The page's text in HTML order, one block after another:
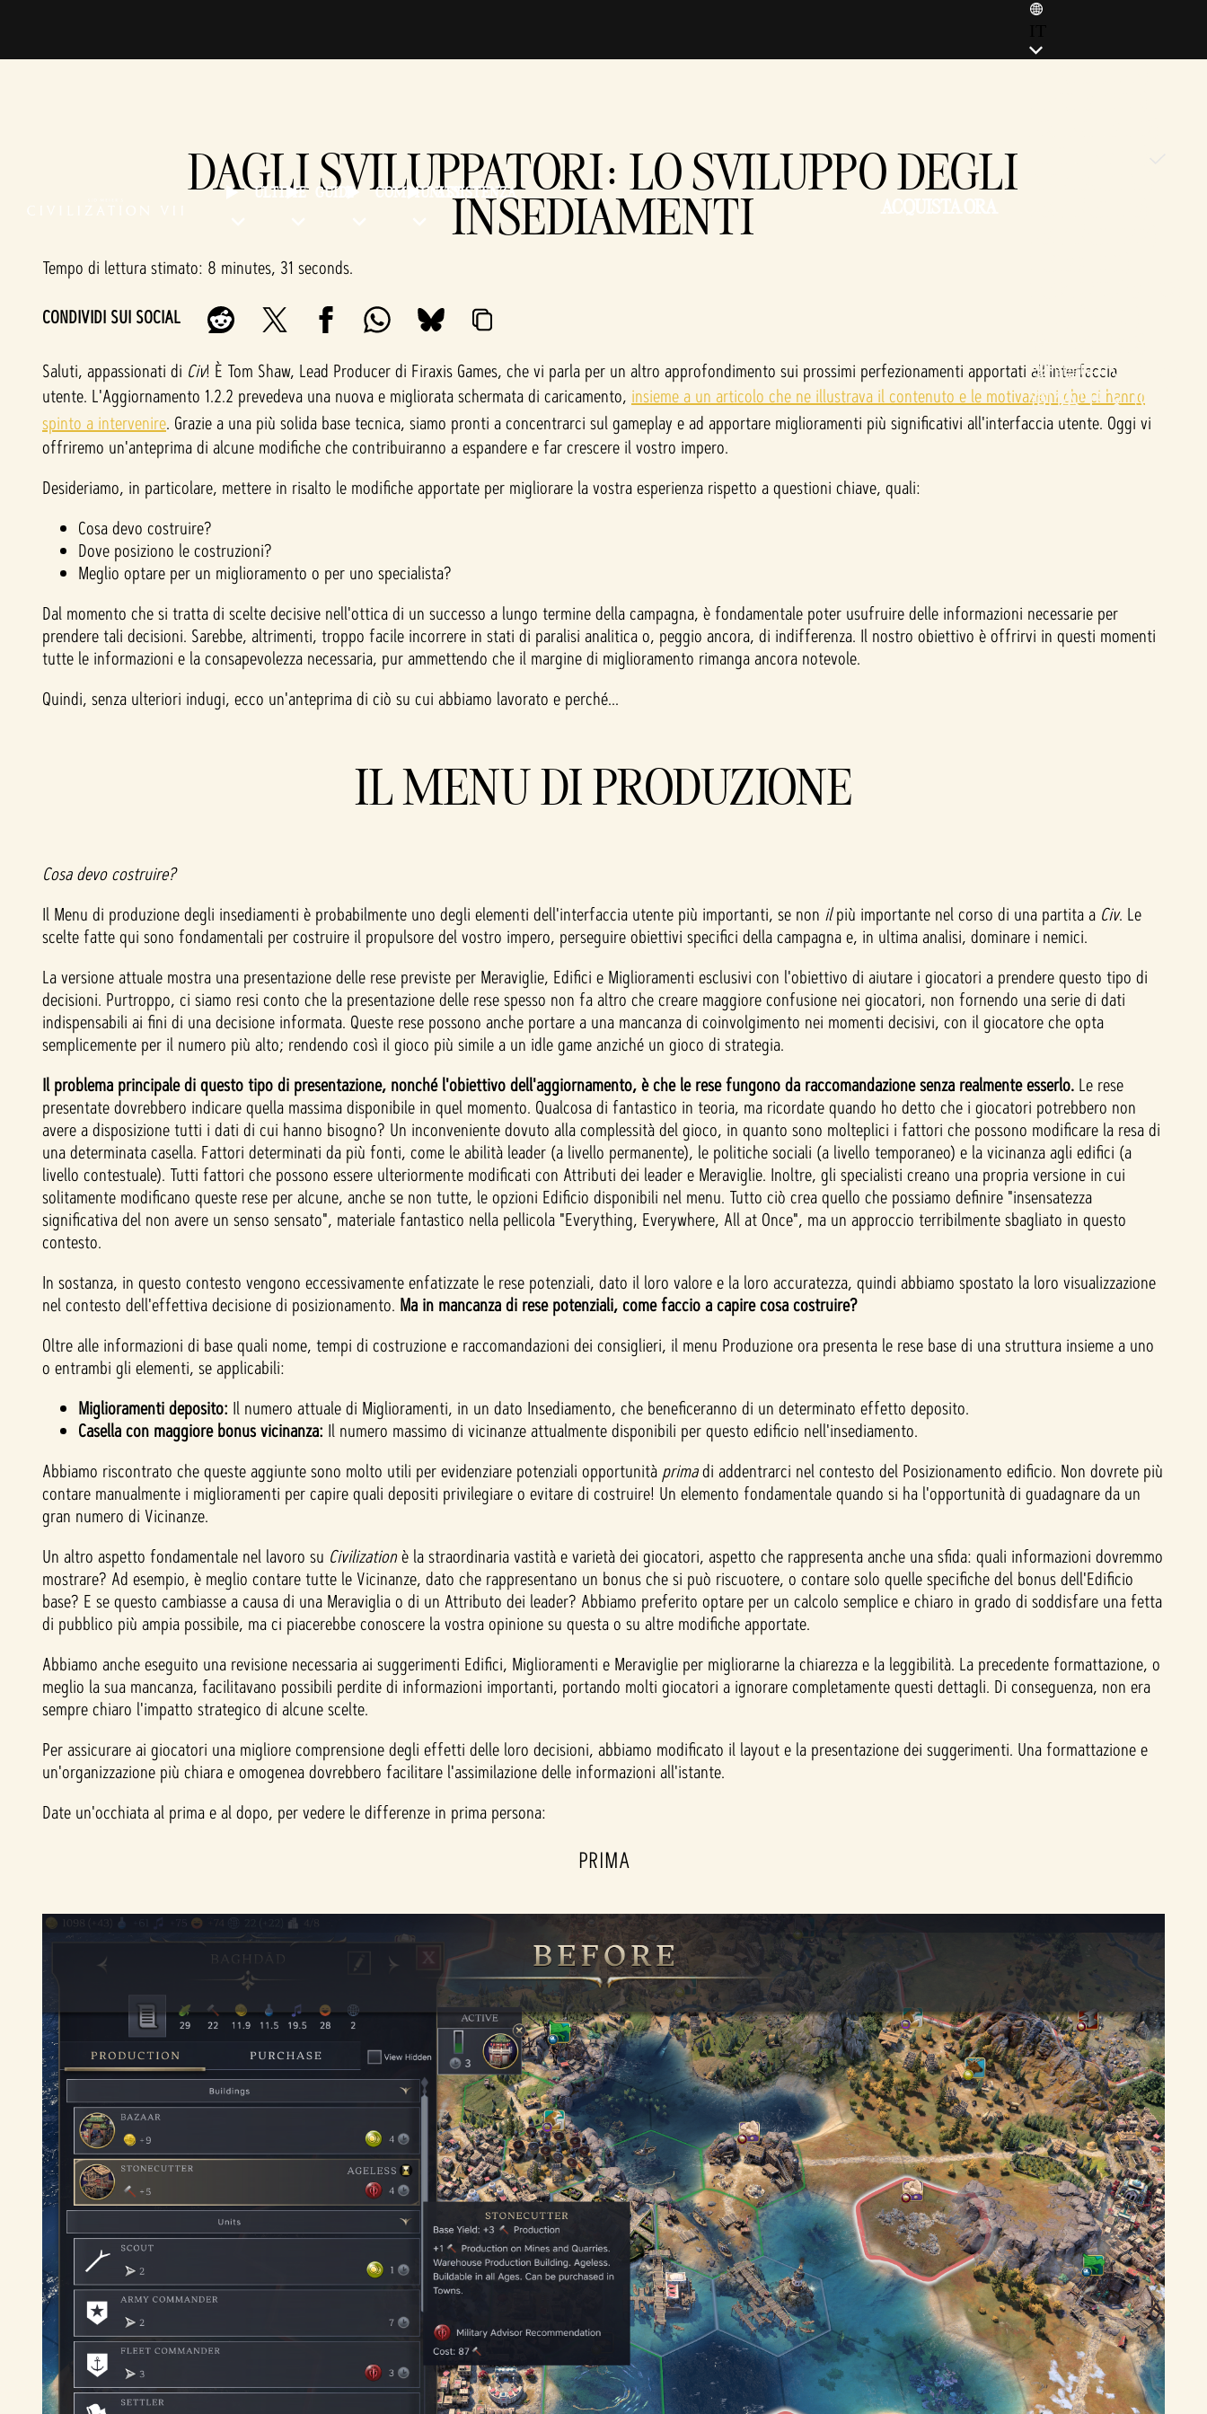
ULTIME GUIDE COMMUNITYASSISTENZA
繁體中文 (TW)
简体中文 (CN)
DAGLI SVILUPPATORI: LO SVILUPPO DEGLI
INSEDIAMENTI
Tempo di lettura stimato 8 minutes, 31 seconds
CONDIVIDI SUI SOCIAL
Saluti, appassionati di Civ! È Tom Shaw, Lead Producer di Firaxis Games, che vi parla per un altro approfondimento sui prossimi perfezionamenti apportati all'interfaccia
utente. L'Aggiornamento 1.2.2 prevedeva una nuova e migliorata schermata di caricamento, insieme a un articolo che ne illustrava il contenuto e le motivazioni che ci hanno
spinto a intervenire. Grazie a una più solida base tecnica, siamo pronti a concentrarci sul gameplay e ad apportare miglioramenti più significativi all'interfaccia utente. Oggi vi
offriremo un'anteprima di alcune modifiche che contribuiranno a espandere e far crescere il vostro impero.
Desideriamo, in particolare, mettere in risalto le modifiche apportate per migliorare la vostra esperienza rispetto a questioni chiave, quali:
Cosa devo costruire?
Dove posiziono le costruzioni?
Meglio optare per un miglioramento o per uno specialista?
Dal momento che si tratta di scelte decisive nell'ottica di un successo a lungo termine della campagna, è fondamentale poter usufruire delle informazioni necessarie per
prendere tali decisioni. Sarebbe, altrimenti, troppo facile incorrere in stati di paralisi analitica o, peggio ancora, di indifferenza. Il nostro obiettivo è offrirvi in questi momenti
tutte le informazioni e la consapevolezza necessaria, pur ammettendo che il margine di miglioramento rimanga ancora notevole.
Quindi, senza ulteriori indugi, ecco un'anteprima di ciò su cui abbiamo lavorato e perché...
IL MENU DI PRODUZIONE
Cosa devo costruire?
Il Menu di produzione degli insediamenti è probabilmente uno degli elementi dell'interfaccia utente più importanti, se non ilpiù importante nel corso di una partita a Civ. Le
scelte fatte qui sono fondamentali per costruire il propulsore del vostro impero, perseguire obiettivi specifici della campagna e, in ultima analisi, dominare i nemici.
La versione attuale mostra una presentazione delle rese previste per Meraviglie, Edifici e Miglioramenti esclusivi con l'obiettivo di aiutare i giocatori a prendere questo tipo di
decisioni. Purtroppo, ci siamo resi conto che la presentazione delle rese spesso non fa altro che creare maggiore confusione nei giocatori, non fornendo una serie di dati
indispensabili ai fini di una decisione informata. Queste rese possono anche portare a una mancanza di coinvolgimento nei momenti decisivi, con il giocatore che opta
semplicemente per il numero più alto; rendendo così il gioco più simile a un idle game anziché un gioco di strategia.
Il problema principale di questo tipo di presentazione, nonché l'obiettivo dell'aggiornamento, è che le rese fungono da raccomandazione senza realmente esserlo. Le rese
presentate dovrebbero indicare quella massima disponibile in quel momento. Qualcosa di fantastico in teoria, ma ricordate quando ho detto che i giocatori potrebbero non
avere a disposizione tutti i dati di cui hanno bisogno? Un inconveniente dovuto alla complessità del gioco, in quanto sono molteplici i fattori che possono modificare la resa di
una determinata casella. Fattori determinati da più fonti, come le abilità leader (a livello permanente), le politiche sociali (a livello temporaneo) e la vicinanza agli edifici (a
livello contestuale). Tutti fattori che possono essere ulteriormente modificati con Attributi dei leader e Meraviglie. Inoltre, gli specialisti creano una propria versione in cui
solitamente modificano queste rese per alcune, anche se non tutte, le opzioni Edificio disponibili nel menu. Tutto ciò crea quello che possiamo definire "insensatezza
significativa del non avere un senso sensato", materiale fantastico nella pellicola "Everything, Everywhere, All at Once", ma un approccio terribilmente sbagliato in questo
contesto.
In sostanza, in questo contesto vengono eccessivamente enfatizzate le rese potenziali, dato il loro valore e la loro accuratezza, quindi abbiamo spostato la loro visualizzazione
nel contesto dell'effettiva decisione di posizionamento. Ma in mancanza di rese potenziali, come faccio a capire cosa costruire?
Oltre alle informazioni di base quali nome, tempi di costruzione e raccomandazioni dei consiglieri, il menu Produzione ora presenta le rese base di una struttura insieme a uno
o entrambi gli elementi, se applicabili:
Miglioramenti deposito: Il numero attuale di Miglioramenti, in un dato Insediamento, che beneficeranno di un determinato effetto deposito.
Casella con maggiore bonus vicinanza: Il numero massimo di vicinanze attualmente disponibili per questo edificio nell'insediamento.
Abbiamo riscontrato che queste aggiunte sono molto utili per evidenziare potenziali opportunità primadi addentrarci nel contesto del Posizionamento edificio. Non dovrete più
contare manualmente i miglioramenti per capire quali depositi privilegiare o evitare di costruire! Un elemento fondamentale quando si ha l'opportunità di guadagnare da un
gran numero di Vicinanze.
Un altro aspetto fondamentale nel lavoro su Civilizationè la straordinaria vastità e varietà dei giocatori, aspetto che rappresenta anche una sfida: quali informazioni dovremmo
mostrare? Ad esempio, è meglio contare tutte le Vicinanze, dato che rappresentano un bonus che si può riscuotere, o contare solo quelle specifiche del bonus dell'Edificio
base? E se questo cambiasse a causa di una Meraviglia o di un Attributo dei leader? Abbiamo preferito optare per un calcolo semplice e chiaro in grado di soddisfare una fetta
di pubblico più ampia possibile, ma ci piacerebbe conoscere la vostra opinione su questa o su altre modifiche apportate.
Abbiamo anche eseguito una revisione necessaria ai suggerimenti Edifici, Miglioramenti e Meraviglie per migliorarne la chiarezza e la leggibilità. La precedente formattazione, o
meglio la sua mancanza, facilitavano possibili perdite di informazioni importanti, portando molti giocatori a ignorare completamente questi dettagli. Di conseguenza, non era
sempre chiaro l'impatto strategico di alcune scelte.
Per assicurare ai giocatori una migliore comprensione degli effetti delle loro decisioni, abbiamo modificato il layout e la presentazione dei suggerimenti. Una formattazione e
un'organizzazione più chiara e omogenea dovrebbero facilitare l'assimilazione delle informazioni all'istante.
Date un'occhiata al prima e al dopo, per vedere le differenze in prima persona:
PRIMA